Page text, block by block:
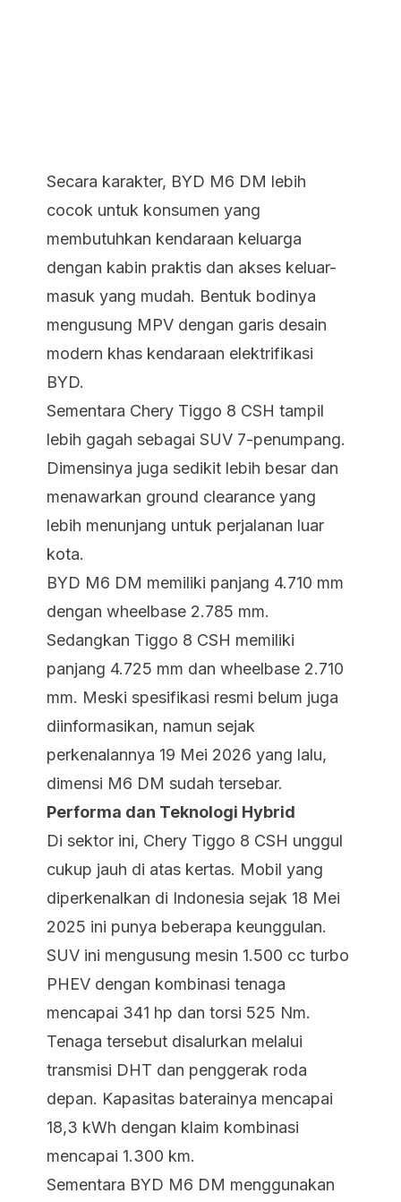
Secara karakter, BYD M6 DM lebih
cocok untuk konsumen yang
membutuhkan kendaraan keluarga
dengan kabin praktis dan akses keluar-
masuk yang mudah. Bentuk bodinya
mengusung MPV dengan garis desain
modern khas kendaraan elektrifikasi
BYD.
Sementara Chery Tiggo 8 CSH tampil
lebih gagah sebagai SUV 7-penumpang.
Dimensinya juga sedikit lebih besar dan
menawarkan ground clearance yang
lebih menunjang untuk perjalanan luar
kota.
BYD M6 DM memiliki panjang 4.710 mm
dengan wheelbase 2.785 mm.
Sedangkan Tiggo 8 CSH memiliki
panjang 4.725 mm dan wheelbase 2.710
mm. Meski spesifikasi resmi belum juga
diinformasikan, namun sejak
perkenalannya 19 Mei 2026 yang lalu,
dimensi M6 DM sudah tersebar.
Performa dan Teknologi Hybrid
Di sektor ini, Chery Tiggo 8 CSH unggul
cukup jauh di atas kertas. Mobil yang
diperkenalkan di Indonesia sejak 18 Mei
2025 ini punya beberapa keunggulan.
SUV ini mengusung mesin 1.500 cc turbo
PHEV dengan kombinasi tenaga
mencapai 341 hp dan torsi 525 Nm.
Tenaga tersebut disalurkan melalui
transmisi DHT dan penggerak roda
depan. Kapasitas baterainya mencapai
18,3 kWh dengan klaim kombinasi
mencapai 1.300 km.
Sementara BYD M6 DM menggunakan